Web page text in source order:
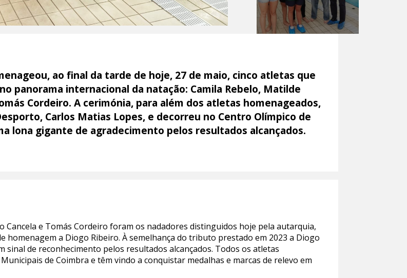
ao final da tarde de hoje, 27 de maio, cinco atletas que
panorama internacional da natação: Camila Rebelo, Matilde
Cordeiro. A cerimónia, para além dos atletas homenageados,
Carlos Matias Lopes, e decorreu no Centro Olímpico de
lona gigante de agradecimento pelos resultados alcançados.
Cancela e Tomás Cordeiro foram os nadadores distinguidos hoje pela autarquia,
homenagem a Diogo Ribeiro. À semelhança do tributo prestado em 2023 a Diogo
de reconhecimento pelos resultados alcançados. Todos os atletas
de Coimbra e têm vindo a conquistar medalhas e marcas de relevo em